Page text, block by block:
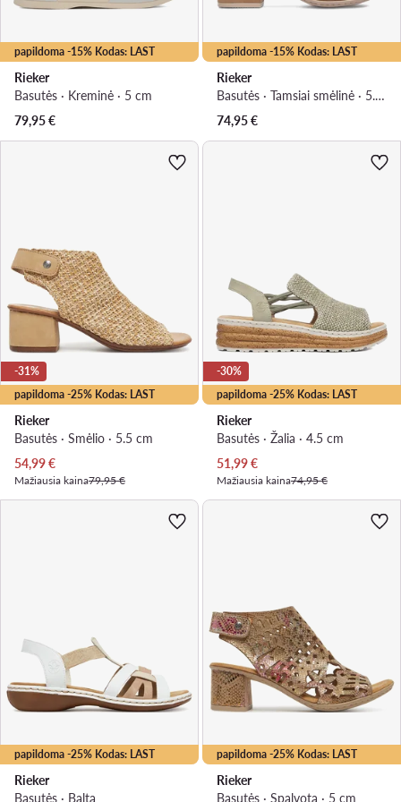
papildoma -15% Kodas: LAST
Rieker
Basutės · Kreminė · 5 cm
79,95€
papildoma -15% Kodas: LAST
Rieker
Basutės · Tamsiai smėlinė · 5.5 cm
74,95€
papildoma -25% Kodas: LAST
-31%
Rieker
Basutės · Smėlio · 5.5 cm
Dabartinė kaina
54,99€
Mažiausia kaina79,95 €
papildoma -25% Kodas: LAST
-30%
Rieker
Basutės · Žalia · 4.5 cm
Dabartinė kaina
51,99€
Mažiausia kaina74,95 €
papildoma -25% Kodas: LAST
Rieker
Basutės · Balta
papildoma -25% Kodas: LAST
Rieker
Basutės · Spalvota · 5 cm